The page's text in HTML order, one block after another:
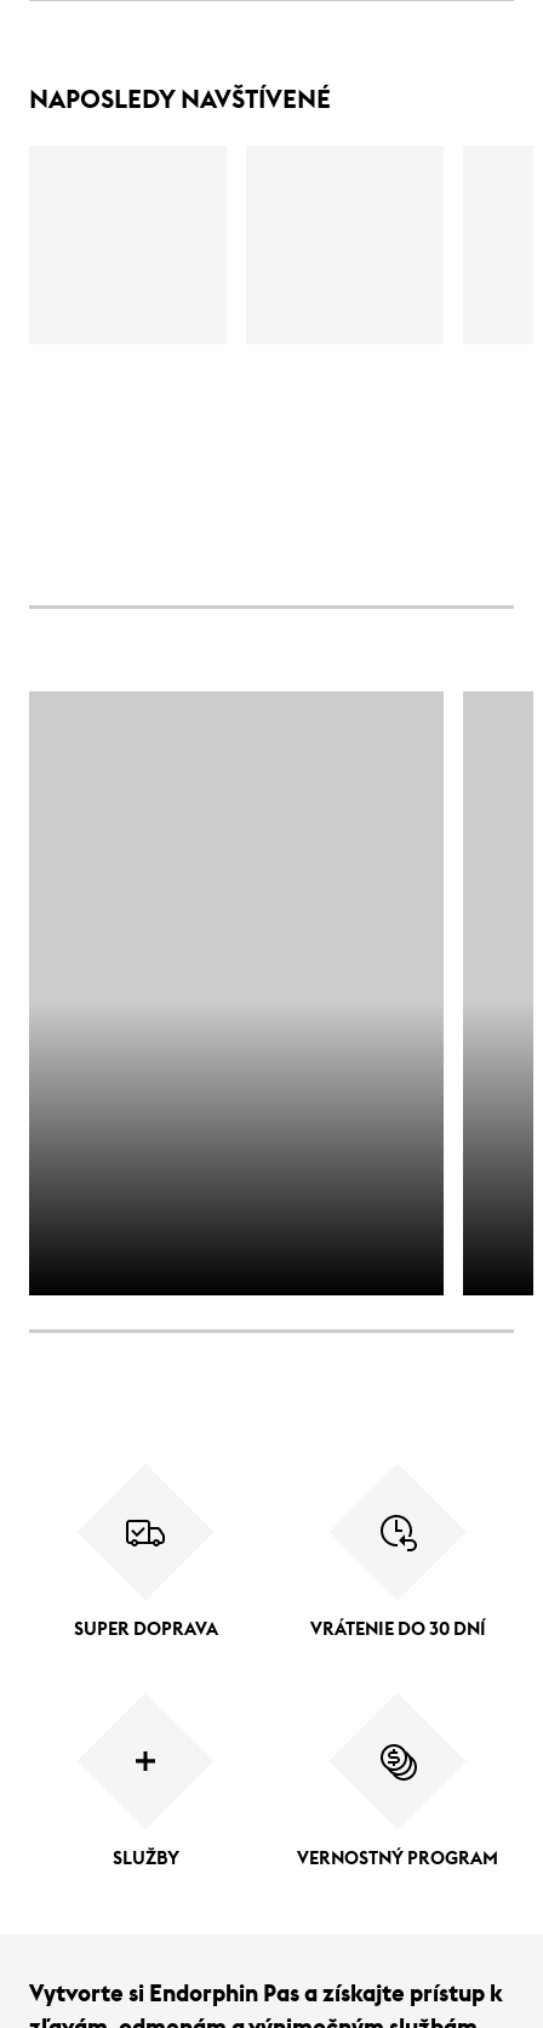
NAPOSLEDY NAVŠTÍVENÉ
SUPER DOPRAVA VRÁTENIE DO 30 DNÍ
SLUŽBY VERNOSTNÝ PROGRAM
Vytvorte si Endorphin Pas a získajte prístup k